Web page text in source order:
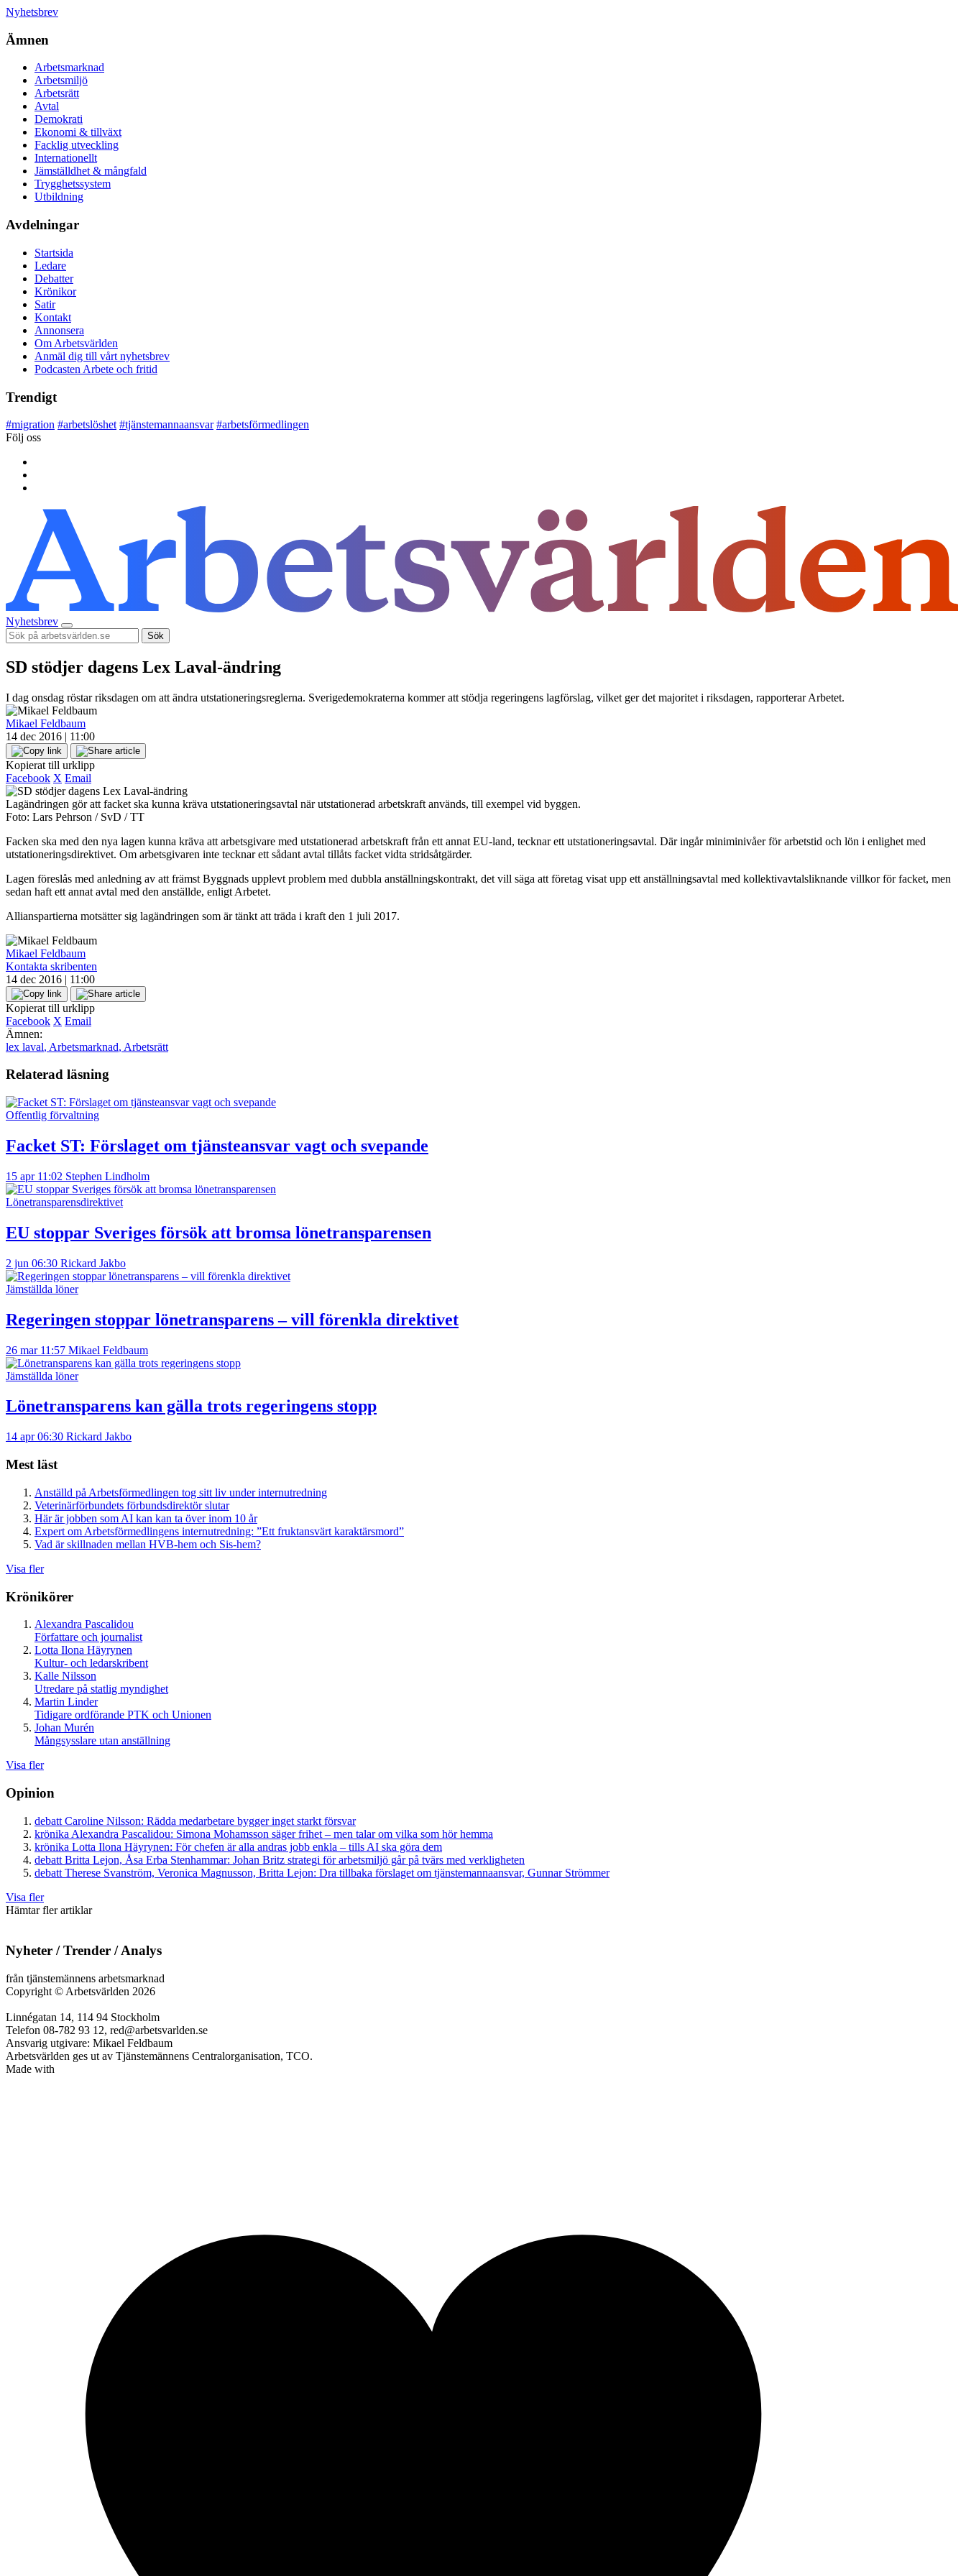
Nyhetsbrev
Ämnen
Arbetsmarknad
Arbetsmiljö
Arbetsrätt
Avtal
Demokrati
Ekonomi & tillväxt
Facklig utveckling
Internationellt
Jämställdhet & mångfald
Trygghetssystem
Utbildning
Avdelningar
Startsida
Ledare
Debatter
Krönikor
Satir
Kontakt
Annonsera
Om Arbetsvärlden
Anmäl dig till vårt nyhetsbrev
Podcasten Arbete och fritid
Trendigt
#migration #arbetslöshet #tjänstemannaansvar #arbetsförmedlingen
Följ oss
Nyhetsbrev
Sök
SD stödjer dagens Lex Laval-ändring
I dag onsdag röstar riksdagen om att ändra utstationeringsreglerna. Sverigedemokraterna kommer att stödja regeringens lagförslag, vilket ger det majoritet i riksdagen, rapporterar Arbetet.
Mikael Feldbaum
14 dec 2016 | 11:00
Kopierat till urklipp
Facebook X Email
Lagändringen gör att facket ska kunna kräva utstationeringsavtal när utstationerad arbetskraft används, till exempel vid byggen.
Foto: Lars Pehrson / SvD / TT
Facken ska med den nya lagen kunna kräva att arbetsgivare med utstationerad arbetskraft från ett annat EU-land, tecknar ett utstationeringsavtal. Där ingår miniminivåer för arbetstid och lön i enlighet med
utstationeringsdirektivet. Om arbetsgivaren inte tecknar ett sådant avtal tillåts facket vidta stridsåtgärder.
Lagen föreslås med anledning av att främst Byggnads upplevt problem med dubbla anställningskontrakt, det vill säga att företag visat upp ett anställningsavtal med kollektivavtalsliknande villkor för facket, men
sedan haft ett annat avtal med den anställde, enligt Arbetet.
Allianspartierna motsätter sig lagändringen som är tänkt att träda i kraft den 1 juli 2017.
Mikael Feldbaum
Kontakta skribenten
14 dec 2016 | 11:00
Kopierat till urklipp
Facebook X Email
Ämnen:
lex laval, Arbetsmarknad, Arbetsrätt
Relaterad läsning
Offentlig förvaltning
Facket ST: Förslaget om tjänsteansvar vagt och svepande
15 apr 11:02 Stephen Lindholm
Lönetransparensdirektivet
EU stoppar Sveriges försök att bromsa lönetransparensen
2 jun 06:30 Rickard Jakbo
Jämställda löner
Regeringen stoppar lönetransparens – vill förenkla direktivet
26 mar 11:57 Mikael Feldbaum
Jämställda löner
Lönetransparens kan gälla trots regeringens stopp
14 apr 06:30 Rickard Jakbo
Mest läst
Anställd på Arbetsförmedlingen tog sitt liv under internutredning
Veterinärförbundets förbundsdirektör slutar
Här är jobben som AI kan kan ta över inom 10 år
Expert om Arbetsförmedlingens internutredning: ”Ett fruktansvärt karaktärsmord”
Vad är skillnaden mellan HVB-hem och Sis-hem?
Visa fler
Krönikörer
Alexandra Pascalidou
Författare och journalist
Lotta Ilona Häyrynen
Kultur- och ledarskribent
Kalle Nilsson
Utredare på statlig myndighet
Martin Linder
Tidigare ordförande PTK och Unionen
Johan Murén
Mångsysslare utan anställning
Visa fler
Opinion
debatt Caroline Nilsson: Rädda medarbetare bygger inget starkt försvar
krönika Alexandra Pascalidou: Simona Mohamsson säger frihet – men talar om vilka som hör hemma
krönika Lotta Ilona Häyrynen: För chefen är alla andras jobb enkla – tills AI ska göra dem
debatt Britta Lejon, Åsa Erba Stenhammar: Johan Britz strategi för arbetsmiljö går på tvärs med verkligheten
debatt Therese Svanström, Veronica Magnusson, Britta Lejon: Dra tillbaka förslaget om tjänstemannaansvar, Gunnar Strömmer
Visa fler
Hämtar fler artiklar
Nyheter / Trender / Analys
från tjänstemännens arbetsmarknad
Copyright © Arbetsvärlden 2026
Linnégatan 14, 114 94 Stockholm
Telefon 08-782 93 12, red@arbetsvarlden.se
Ansvarig utgivare: Mikael Feldbaum
Arbetsvärlden ges ut av Tjänstemännens Centralorganisation, TCO.
Made with